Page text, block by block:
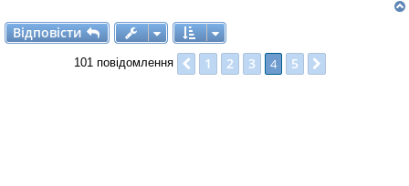
Відповісти
Відповісти
101 повідомлення Поперед.
1 2 3 4 5